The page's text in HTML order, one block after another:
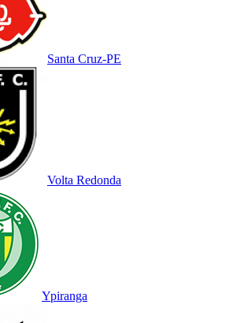
Santa Cruz-PE
Volta Redonda
Ypiranga